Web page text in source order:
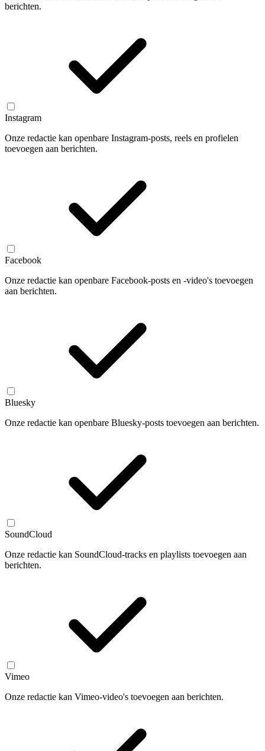
berichten.
Instagram
Onze redactie kan openbare Instagram-posts, reels en profielen
toevoegen aan berichten.
Facebook
Onze redactie kan openbare Facebook-posts en -video's toevoegen
aan berichten.
Bluesky
Onze redactie kan openbare Bluesky-posts toevoegen aan berichten.
SoundCloud
Onze redactie kan SoundCloud-tracks en playlists toevoegen aan
berichten.
Vimeo
Onze redactie kan Vimeo-video's toevoegen aan berichten.